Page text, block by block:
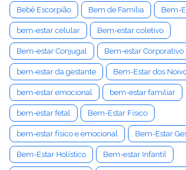
Bebê Escorpião Bem de Família Bem-
bem-estar celular Bem-estar coletivo
Bem-estar Conjugal Bem-estar Corporativo
bem-estar da gestante Bem-Estar dos
bem-estar emocional bem-estar familiar
bem-estar fetal Bem-Estar Físico
bem-estar físico e emocional Bem-Estar
Bem-Estar Holístico Bem-estar Infantil